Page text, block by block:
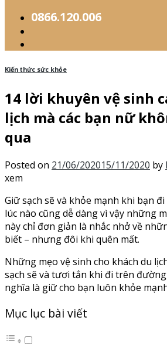
0866.120.006
Kiến thức sức khỏe
14 lời khuyên vệ sinh
lịch mà các bạn nữ
qua
Posted on 21/06/202015/11/2020 by
xem
Giữ sạch sẽ và khỏe mạnh khi bạn
lúc nào cũng dễ dàng vì vậy những
này chỉ đơn giản là nhắc nhở về
biết – nhưng đôi khi quên mất.
Những mẹo vệ sinh cho khách du
sạch sẽ và tươi tắn khi đi trên
nghĩa là giữ cho bạn luôn khỏe
Mục lục bài viết